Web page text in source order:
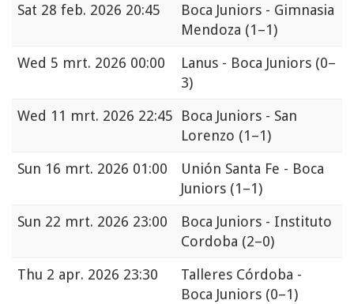
Sat 28 feb. 2026 20:45
Boca Juniors - Gimnasia
Mendoza (1–1)
Wed 5 mrt. 2026 00:00 Lanus - Boca Juniors (0–
3)
Wed 11 mrt. 2026 22:45
Boca Juniors - San
Lorenzo (1–1)
Sun 16 mrt. 2026 01:00
Unión Santa Fe - Boca
Juniors (1–1)
Sun 22 mrt. 2026 23:00
Boca Juniors - Instituto
Cordoba (2–0)
Thu 2 apr. 2026 23:30
Talleres Córdoba -
Boca Juniors (0–1)